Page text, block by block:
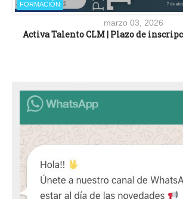
FORMACIÓN
marzo 03, 2026
Activa Talento CLM | Plazo de